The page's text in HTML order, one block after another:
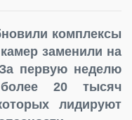
комплексы
заменили на
первую неделю
20 тысяч
лидируют